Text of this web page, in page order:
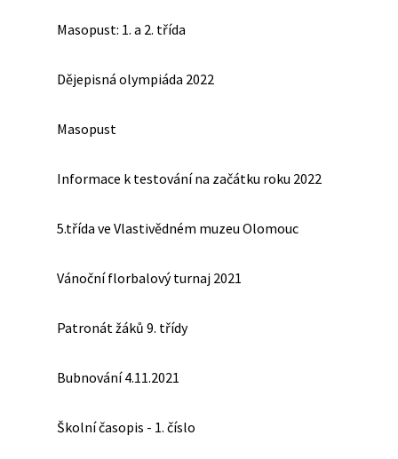
Masopust: 1. a 2. třída
Dějepisná olympiáda 2022
Masopust
Informace k testování na začátku roku 2022
5.třída ve Vlastivědném muzeu Olomouc
Vánoční florbalový turnaj 2021
Patronát žáků 9. třídy
Bubnování 4.11.2021
Školní časopis - 1. číslo